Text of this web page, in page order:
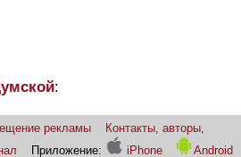
:
рекламы
Контакты, авторы,
Приложение: iPhone
Android